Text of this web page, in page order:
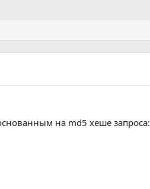
на md5 хеше запроса: